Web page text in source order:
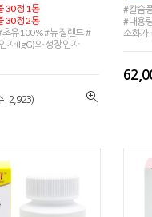
30정 1통
30정 2통
유100% #뉴질랜드 #
자(IgG)와 성장인자
: 2,923)
#칼슘
#대용
소화가